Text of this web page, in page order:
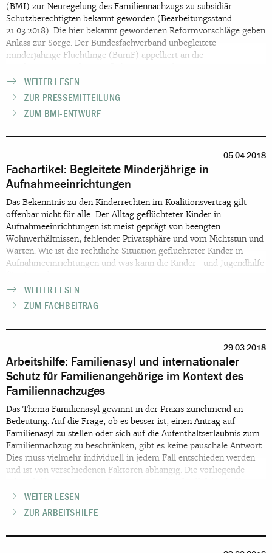
(BMI) zur Neuregelung des Familiennachzugs zu subsidiär
Schutzberechtigten bekannt geworden (Bearbeitungsstand
21.03.2018). Die hier bekannt gewordenen Reformvorschläge geben
Anlass zur Sorge. Der Bundesfachverband unbegleitete
minderjährige Flüchtlinge (BumF) appelliert an die
Kinderrechtskonvention einzuhalten und Kindern ein
ermöglichen. Der derzeitige Entwurf würde das Gegenteil davon
bedeuten. Kinder und Jugendliche ohne Eltern wären die großen
WEITER LESEN
ZUR PRESSEMITTEILUNG
ZUM BMI-ENTWURF
05.04.2018
Fachartikel: Begleitete Minderjährige in
Aufnahmeeinrichtungen
Das Bekenntnis zu den Kinderrechten im Koalitionsvertrag gilt
offenbar nicht für alle: Der Alltag geflüchteter Kinder in
Aufnahmeeinrichtungen ist meist geprägt von beengten
Wohnverhältnissen, fehlender Privatsphäre und vom Nichtstun und
Warten. Wie ist die rechtliche Situation geflüchteter Kinder in
Aufnahmeeinrichtungen und was kann die Kinder- und Jugendhilfe
WEITER LESEN
ZUM FACHBEITRAG
29.03.2018
Arbeitshilfe: Familienasyl und internationaler
Schutz für Familienangehörige im Kontext des
Familiennachzuges
Das Thema Familienasyl gewinnt in der Praxis zunehmend an
Bedeutung. Auf die Frage, ob es besser ist, einen Antrag auf
Familienasyl zu stellen oder sich auf die Aufenthaltserlaubnis zum
Familiennachzug zu beschränken, gibt es keine pauschale Antwort.
Dies muss vielmehr individuell in jedem Fall entschieden werden
und ist von verschiedenen Faktoren abhängig. Die vorliegende
alle für diese wichtige Entscheidung wesentlichen Faktoren zu
WEITER LESEN
ZUR ARBEITSHILFE